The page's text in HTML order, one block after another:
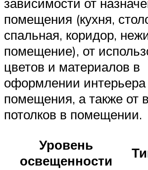
зависимости от
помещения (кухня,
спальная, коридор,
помещение), от
цветов и материалов в
оформлении интерьера
помещения, а также от
потолков в помещении.
Уровень
освещенности